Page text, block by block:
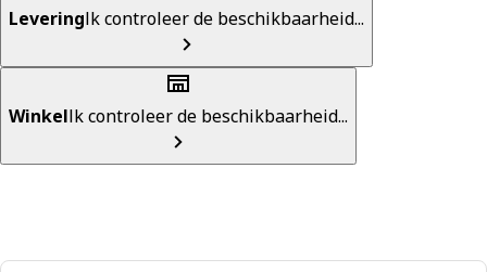
LeveringIk controleer de beschikbaarheid...
WinkelIk controleer de beschikbaarheid...